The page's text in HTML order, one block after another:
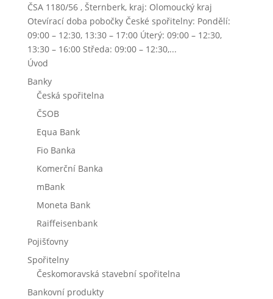
ČSA 1180/56 , Šternberk, kraj: Olomoucký kraj
Otevírací doba pobočky České spořitelny: Pondělí:
09:00 – 12:30, 13:30 – 17:00 Úterý: 09:00 – 12:30,
13:30 – 16:00 Středa: 09:00 – 12:30,...
Úvod
Banky
Česká spořitelna
ČSOB
Equa Bank
Fio Banka
Komerční Banka
mBank
Moneta Bank
Raiffeisenbank
Pojišťovny
Spořitelny
Českomoravská stavební spořitelna
Bankovní produkty